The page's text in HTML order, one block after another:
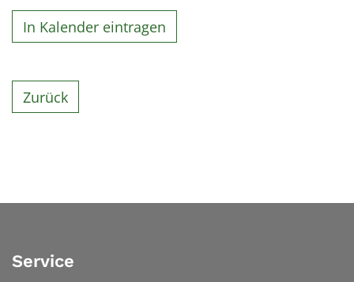
In Kalender eintragen
Zurück
Service